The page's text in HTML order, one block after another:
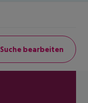
Suche bearbeiten